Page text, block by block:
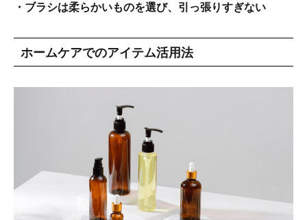
・ブラシは柔らかいものを選び、引っ張りすぎない
ホームケアでのアイテム活用法